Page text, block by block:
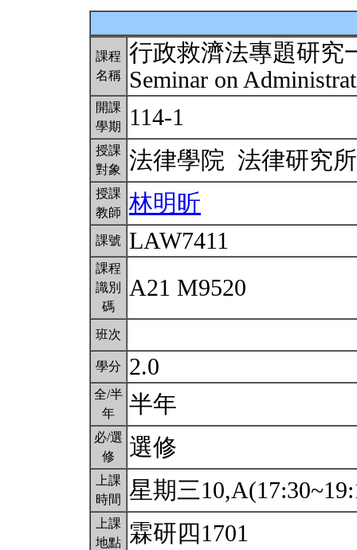
課程
名稱
行政救濟法專題研究
Seminar on
開課
學期
114-1
授課
對象
法律學院 法律研究
授課
教師
林明昕
課號 LAW7411
課程
識別
碼
A21 M9520
班次
學分 2.0
全/半
年
半年
必/選
修
選修
上課
時間
星期三
上課
地點
霖研四1701